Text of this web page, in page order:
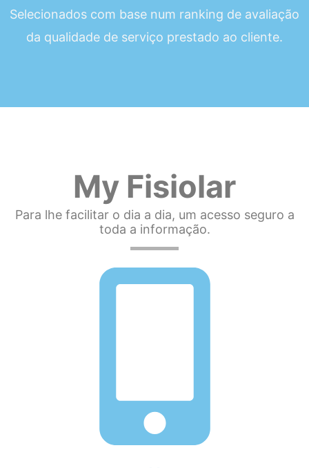
Selecionados com base num ranking de avaliação
da qualidade de serviço prestado ao cliente.
My Fisiolar
Para lhe facilitar o dia a dia, um acesso seguro a
toda a informação.